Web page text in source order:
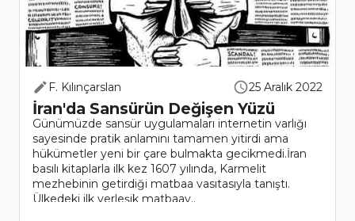
F. Kılınçarslan 25 Aralık 2022
İran'da Sansürün Değişen Yüzü
Günümüzde sansür uygulamaları internetin varlığı
sayesinde pratik anlamını tamamen yitirdi ama
hükümetler yeni bir çare bulmakta gecikmedi.İran
basılı kitaplarla ilk kez 1607 yılında, Karmelit
mezhebinin getirdiği matbaa vasıtasıyla tanıştı.
Ülkedeki ilk yerleşik matbaay..